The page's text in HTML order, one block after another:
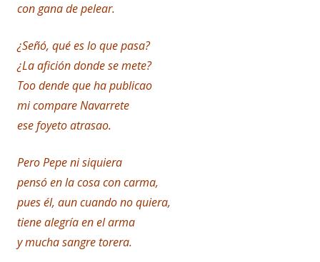
con gana de pelear.
¿Señó, qué es lo que pasa?
¿La afición donde se mete?
Too dende que ha publicao
mi compare Navarrete
ese foyeto atrasao.
Pero Pepe ni siquiera
pensó en la cosa con carma,
pues él, aun cuando no quiera,
tiene alegría en el arma
y mucha sangre torera.